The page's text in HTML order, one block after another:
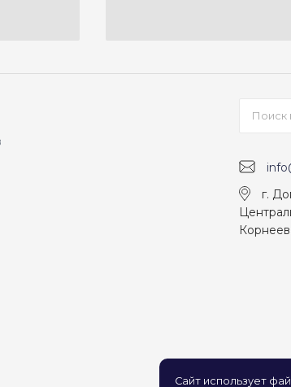
г.
Сайт использует